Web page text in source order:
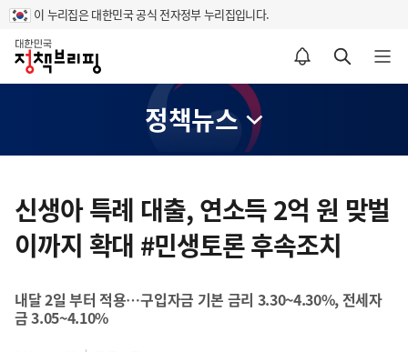
이 누리집은 대한민국 공식 전자정부 누리집입니다.
홈
알림설정 바로가기 검색 바로가기 메뉴 열기
정책뉴스
츠
영
신생아 특례 대출, 연소득 2억 원 맞벌
이까지 확대 #민생토론 후속조치
내달 2일 부터 적용…구입자금 기본 금리 3.30~4.30%, 전세자
금 3.05~4.10%